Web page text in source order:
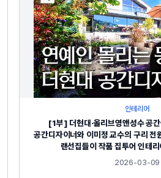
인테리어
[1부] 더현대·올리브영앤성수 공
공간디자이너와 이미정 교수의 구리 전
랜선집들이 작품 집투어 인테
2026-03-09